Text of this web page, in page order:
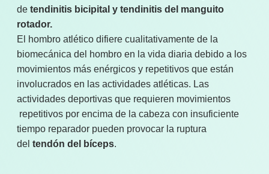
de tendinitis bicipital y tendinitis del manguito
rotador.
El hombro atlético difiere cualitativamente de la
biomecánica del hombro en la vida diaria debido a los
movimientos más enérgicos y repetitivos que están
involucrados en las actividades atléticas. Las
actividades deportivas que requieren movimientos
repetitivos por encima de la cabeza con insuficiente
tiempo reparador pueden provocar la ruptura
del tendón del bíceps.